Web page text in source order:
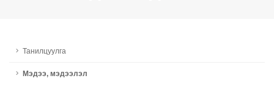
Танилцуулга
Мэдээ, мэдээлэл